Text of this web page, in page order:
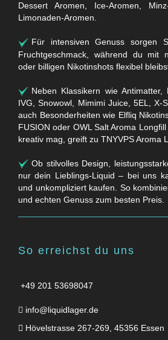
Dessert Aromen, Ice-Aromen,
Limonaden-Aromen.
Für intensiven Genuss sorgen
Fruchtgeschmack, während du mit
oder billigen Nikotinshots flexibel
Neben Klassikern wie Antimatter,
IVG, Snowowl, Mimimi Juice, 5EL, X-
auch Besonderheiten wie Elfliq
FUSION oder OWL Salt Aroma
kreativ mag, greift zu TNYVPS Aroma
Ob stilvolles Design,
nur dein Lieblings-Liquid – bei uns
und unkompliziert kaufen. So
und echten Genuss zum besten Preis.
So erreichst du uns
+49 201 53698047
info@liquidlager.de
Hövelstrasse 267-269, 45356 Essen